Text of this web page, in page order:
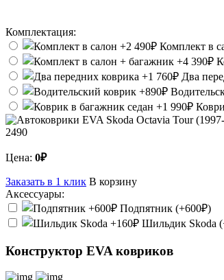
Комплектация:
Комплект в
Два
2490
Цена: 0₽
Заказать в 1 клик В корзину
Аксессуары:
Подпятник (+600₽)
Шильдик Skoda
Конструктор EVA ковриков